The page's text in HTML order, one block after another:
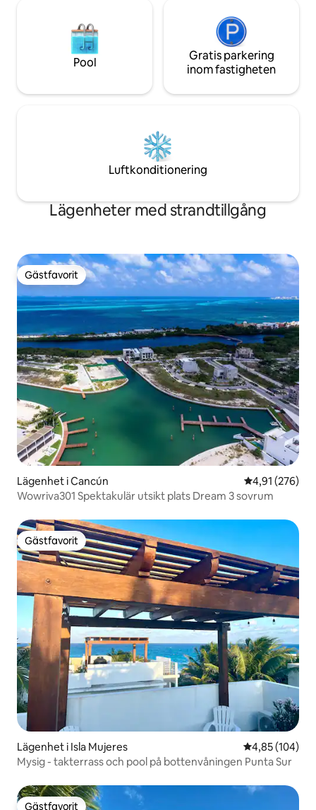
Pool
Gratis parkering
inom fastigheten
Luftkonditionering
Lägenheter med strandtillgång
Gästfavorit
Gästfavorit
Lägenhet i Cancún 4,91 av 5 i
4,91 (276)
Wowriva301 Spektakulär utsikt plats Dream 3 sovrum
Gästfavorit
Gästfavorit
Lägenhet i Isla Mujeres 4,85 av 5 i
4,85 (104)
Mysig - takterrass och pool på bottenvåningen Punta Sur
Gästfavorit